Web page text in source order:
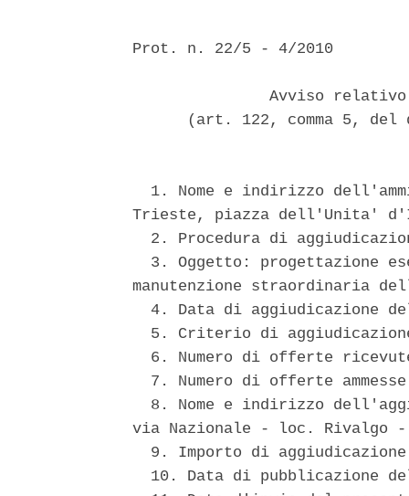
Prot. n. 22/5 - 4/2010
Avviso
(art. 122, comma 5,
1. Nome e indirizzo
Trieste, piazza dell'Unita'
2. Procedura di
3. Oggetto: progettazione
manutenzione straordinaria
4. Data di aggiudicazione
5. Criterio di
6. Numero di offerte
7. Numero di offerte
8. Nome e indirizzo
via Nazionale - loc. Rivalgo
9. Importo di
10. Data di pubblicazione